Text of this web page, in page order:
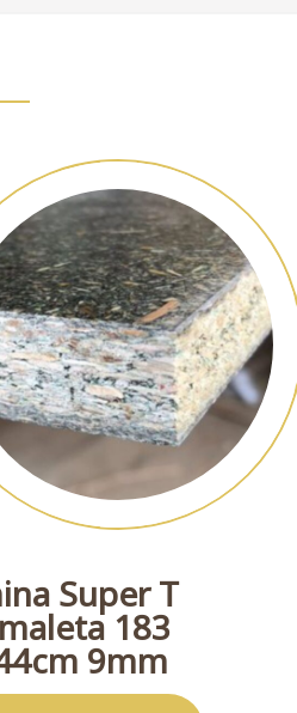
Super T
183
9mm